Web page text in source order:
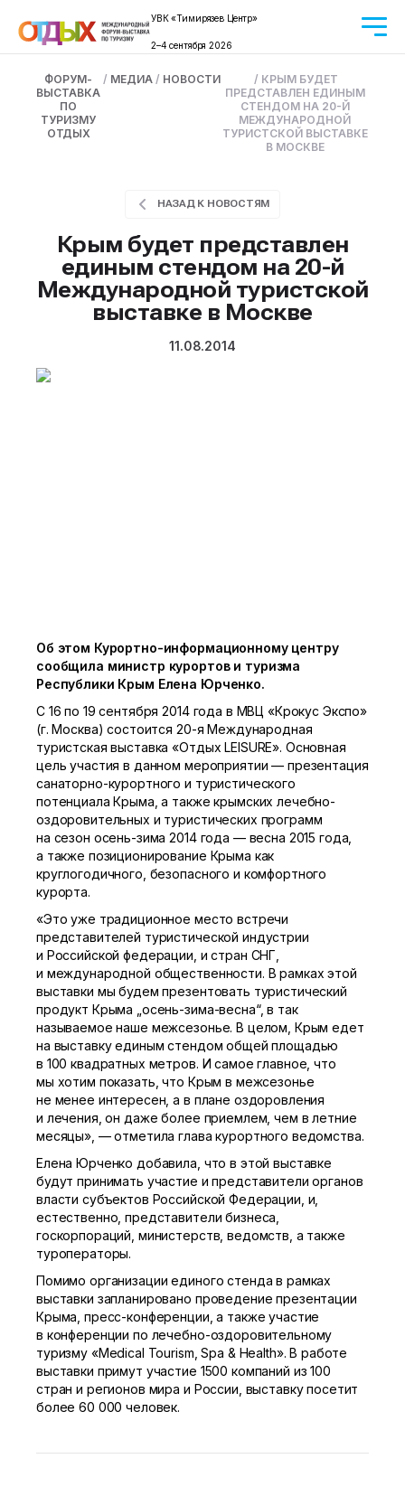
УВК «Тимирязев Центр»
2–4 сентября 2026
ФОРУМ-
ВЫСТАВКА
ПО
ТУРИЗМУ
ОТДЫХ
/ МЕДИА / НОВОСТИ / КРЫМ БУДЕТ
ПРЕДСТАВЛЕН ЕДИНЫМ
СТЕНДОМ НА 20-Й
МЕЖДУНАРОДНОЙ
ТУРИСТСКОЙ ВЫСТАВКЕ
В МОСКВЕ
НАЗАД К НОВОСТЯМ
Крым будет представлен
единым стендом на 20-й
Международной туристской
выставке в Москве
11.08.2014
Об этом Курортно-информационному центру
сообщила министр курортов и туризма
Республики Крым Елена Юрченко.
С 16 по 19 сентября 2014 года в МВЦ «Крокус Экспо»
(г. Москва) состоится 20-я Международная
туристская выставка «Отдых LEISURE». Основная
цель участия в данном мероприятии — презентация
санаторно-курортного и туристического
потенциала Крыма, а также крымских лечебно-
оздоровительных и туристических программ
на сезон осень-зима 2014 года — весна 2015 года,
а также позиционирование Крыма как
круглогодичного, безопасного и комфортного
курорта.
«Это уже традиционное место встречи
представителей туристической индустрии
и Российской федерации, и стран СНГ,
и международной общественности. В рамках этой
выставки мы будем презентовать туристический
продукт Крыма „осень-зима-весна“, в так
называемое наше межсезонье. В целом, Крым едет
на выставку единым стендом общей площадью
в 100 квадратных метров. И самое главное, что
мы хотим показать, что Крым в межсезонье
не менее интересен, а в плане оздоровления
и лечения, он даже более приемлем, чем в летние
месяцы», — отметила глава курортного ведомства.
Елена Юрченко добавила, что в этой выставке
будут принимать участие и представители органов
власти субъектов Российской Федерации, и,
естественно, представители бизнеса,
госкорпораций, министерств, ведомств, а также
туроператоры.
Помимо организации единого стенда в рамках
выставки запланировано проведение презентации
Крыма, пресс-конференции, а также участие
в конференции по лечебно-оздоровительному
туризму «Medical Tourism, Spa & Health». В работе
выставки примут участие 1500 компаний из 100
стран и регионов мира и России, выставку посетит
более 60 000 человек.